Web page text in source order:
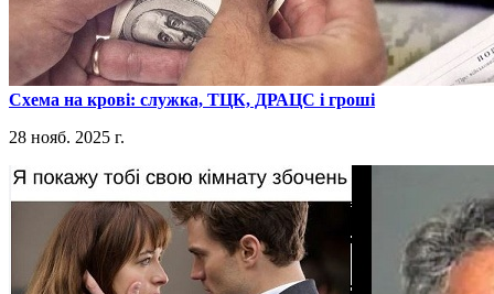
​Схема на крові: служка, ТЦК, ДРАЦС і гроші
28 нояб. 2025 г.